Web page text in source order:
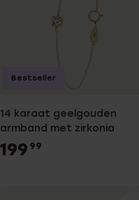
14 karaat geelgouden
armband met zirkonia
199 99
Bestseller